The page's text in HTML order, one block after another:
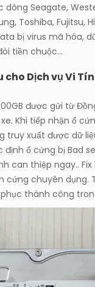
dòng Seagate,
Toshiba, Fujitsu,
bị virus mã hóa,
tiền chuộc…
cho Dịch vụ Vi
được gửi từ
Khi tiếp nhận ổ
truy xuất được dữ
định ổ cứng bị Bad
can thiệp ngay..
cứng chuyên dụng.
thành công